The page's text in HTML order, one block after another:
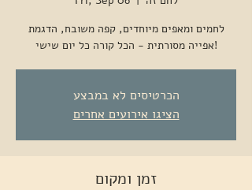
לחמים ומאפים מיוחדים, קפה משובח, הדגמת
אפייה מסורתית - הכל קורה כל יום שישי!
הכרטיסים לא במבצע
הציגו אירועים אחרים
זמן ומקום